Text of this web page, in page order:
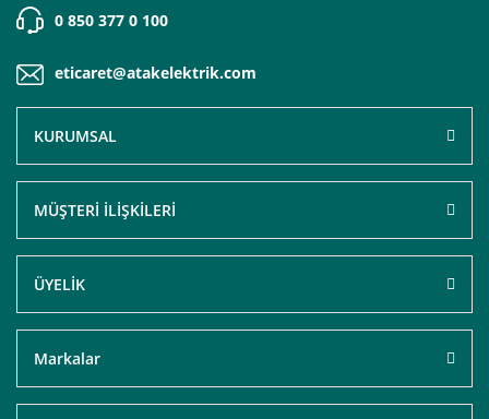
0 850 377 0 100
eticaret@atakelektrik.com
KURUMSAL
MÜŞTERİ İLİŞKİLERİ
ÜYELİK
Markalar